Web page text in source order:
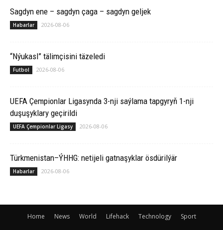
Sagdyn ene – sagdyn çaga – sagdyn geljek
Habarlar 2026-08-06
“Nýukasl” tälimçisini täzeledi
Futbol 2026-08-06
UEFA Çempionlar Ligasynda 3-nji saýlama tapgyryň 1-nji
duşuşyklary geçirildi
UEFA Çempionlar Ligasy 2026-08-06
Türkmenistan–ÝHHG: netijeli gatnaşyklar ösdürilýär
Habarlar 2026-08-06
Home News World Lifehack Technology Sport